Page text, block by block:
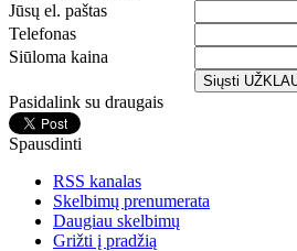
Jūsų el. paštas
Telefonas
Siūloma kaina
Pasidalink su draugais
Spausdinti
RSS kanalas
Skelbimų prenumerata
Daugiau skelbimų
Grižti į pradžią